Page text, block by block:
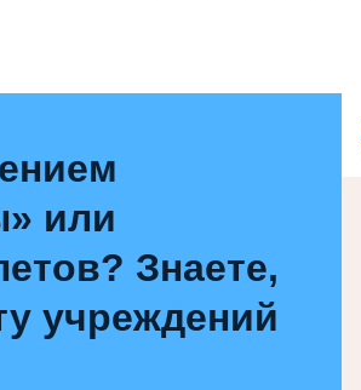
или
Знаете,
учреждений